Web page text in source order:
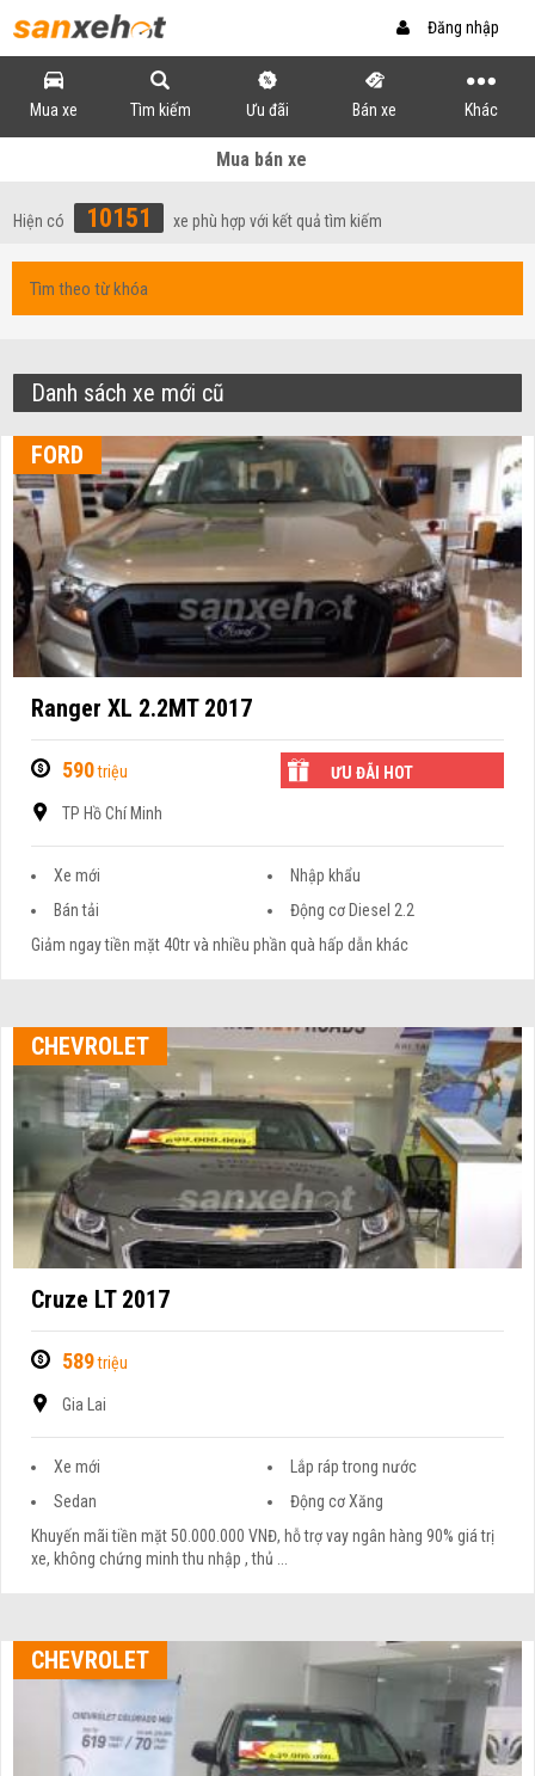
Đăng nhập
Mua xe Tìm kiếm Ưu đãi Bán xe Khác
Mua bán xe
Hiện có 10151 xe phù hợp với kết quả tìm kiếm
Danh sách xe mới cũ
FORD
Ranger XL 2.2MT 2017
590triệu ƯU ĐÃI HOT
TP Hồ Chí Minh
Xe mới
Nhập khẩu
Bán tải
Động cơ Diesel 2.2
Giảm ngay tiền mặt 40tr và nhiều phần quà hấp dẫn khác
CHEVROLET
Cruze LT 2017
589triệu
Gia Lai
Xe mới
Lắp ráp trong nước
Sedan
Động cơ Xăng
Khuyến mãi tiền mặt 50.000.000 VNĐ, hỗ trợ vay ngân hàng 90% giá trị
xe, không chứng minh thu nhập , thủ ...
CHEVROLET